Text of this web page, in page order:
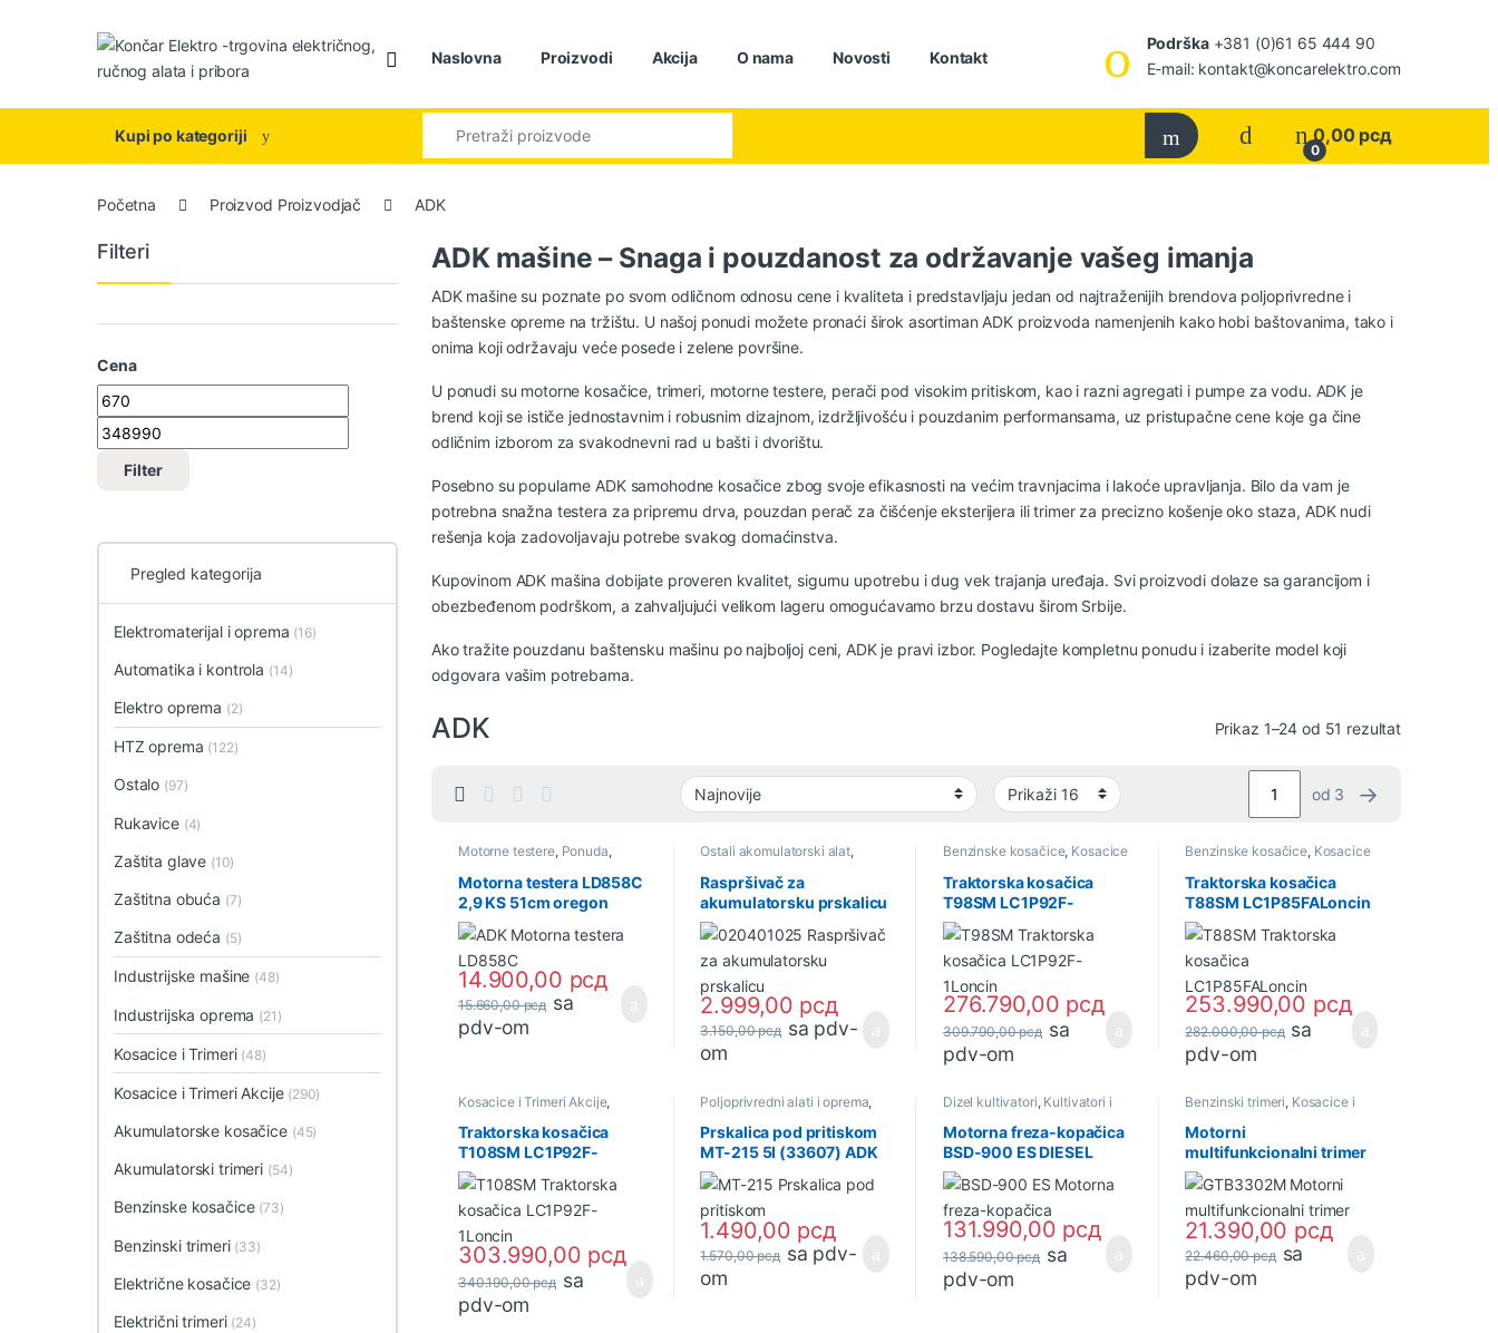
Naslovna Proizvodi Akcija O nama Novosti Kontakt
Podrška+381 (0)61 65 444 90
E-mail: kontakt@koncarelektro.com
Kupi po kategoriji
0
0,00 рсд
Početna Proizvod Proizvodjač ADK
ADK mašine – Snaga i pouzdanost za održavanje vašeg imanja
ADK mašine su poznate po svom odličnom odnosu cene i kvaliteta i predstavljaju jedan od najtraženijih brendova poljoprivredne i
baštenske opreme na tržištu. U našoj ponudi možete pronaći širok asortiman ADK proizvoda namenjenih kako hobi baštovanima, tako i
onima koji održavaju veće posede i zelene površine.
U ponudi su motorne kosačice, trimeri, motorne testere, perači pod visokim pritiskom, kao i razni agregati i pumpe za vodu. ADK je
brend koji se ističe jednostavnim i robusnim dizajnom, izdržljivošću i pouzdanim performansama, uz pristupačne cene koje ga čine
odličnim izborom za svakodnevni rad u bašti i dvorištu.
Posebno su popularne ADK samohodne kosačice zbog svoje efikasnosti na većim travnjacima i lakoće upravljanja. Bilo da vam je
potrebna snažna testera za pripremu drva, pouzdan perač za čišćenje eksterijera ili trimer za precizno košenje oko staza, ADK nudi
rešenja koja zadovoljavaju potrebe svakog domaćinstva.
Kupovinom ADK mašina dobijate proveren kvalitet, sigurnu upotrebu i dug vek trajanja uređaja. Svi proizvodi dolaze sa garancijom i
obezbeđenom podrškom, a zahvaljujući velikom lageru omogućavamo brzu dostavu širom Srbije.
Ako tražite pouzdanu baštensku mašinu po najboljoj ceni, ADK je pravi izbor. Pogledajte kompletnu ponudu i izaberite model koji
odgovara vašim potrebama.
ADK Prikaz 1–24 od 51 rezultatSortirano po
od 3 →
Motorne testere, Ponuda,
Motorna testera LD858C
2,9 KS 51cm oregon
(31627) ADK
14.900,00 рсд
15.660,00рсд sa
pdv-om
Ostali akomulatorski alat,
Raspršivač za
akumulatorsku prskalicu
12V 020401025 (32835)
ADK
2.999,00 рсд
3.150,00рсд sa pdv-
om
Benzinske kosačice, Kosacice
Traktorska kosačica
T98SM LC1P92F-
1Loncin (33617) ADK
276.790,00 рсд
309.790,00рсд sa
pdv-om
Benzinske kosačice, Kosacice
Traktorska kosačica
T88SM LC1P85FALoncin
(33616) ADK
253.990,00 рсд
282.000,00рсд sa
pdv-om
Kosacice i Trimeri Akcije,
Traktorska kosačica
T108SM LC1P92F-
1Loncin (33618) ADK
303.990,00 рсд
340.190,00рсд sa
pdv-om
Poljoprivredni alati i oprema,
prskalice
Prskalica pod pritiskom
MT-215 5l (33607) ADK
1.490,00 рсд
1.570,00рсд sa pdv-
om
Dizel kultivatori, Kultivatori i
oprema
Motorna freza-kopačica
BSD-900 ES DIESEL
240cm3 (33619) ADK
131.990,00 рсд
138.590,00рсд sa
pdv-om
Benzinski trimeri, Kosacice i
Motorni
multifunkcionalni trimer
GTB3302M 4u1 (31637)
ADK
21.390,00 рсд
22.460,00рсд sa
pdv-om
Filteri
Cena
Minimalna cena
Maksimalna cena
Filter
Pregled kategorija
Elektromaterijal i oprema (16)
Automatika i kontrola (14)
Elektro oprema (2)
HTZ oprema (122)
Ostalo (97)
Rukavice (4)
Zaštita glave (10)
Zaštitna obuća (7)
Zaštitna odeća (5)
Industrijske mašine (48)
Industrijska oprema (21)
Kosacice i Trimeri (48)
Kosacice i Trimeri Akcije (290)
Akumulatorske kosačice (45)
Akumulatorski trimeri (54)
Benzinske kosačice (73)
Benzinski trimeri (33)
Električne kosačice (32)
Električni trimeri (24)